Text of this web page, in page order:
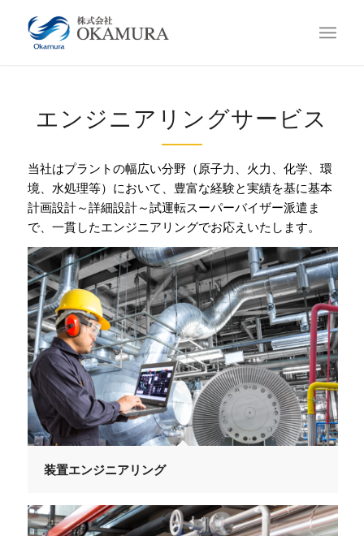
エンジニアリングサービス
当社はプラントの幅広い分野（原子力、火力、化学、環
境、水処理等）において、豊富な経験と実績を基に基本
計画設計～詳細設計～試運転スーパーバイザー派遣ま
で、一貫したエンジニアリングでお応えいたします。
装置エンジニアリング